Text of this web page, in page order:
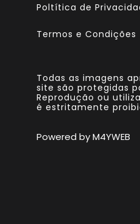
Poltítica de
Termos e Condições
Todas as imagens
site são protegidas
Reprodução ou
é estritamente
Powered by M4YWEB